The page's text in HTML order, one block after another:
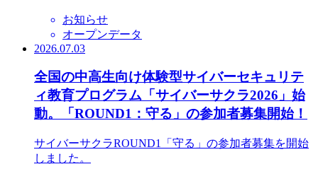
お知らせ
オープンデータ
2026.07.03
全国の中高生向け体験型サイバーセキュリテ
ィ教育プログラム「サイバーサクラ2026」始
動。「ROUND1：守る」の参加者募集開始！
サイバーサクラROUND1「守る」の参加者募集を開始
しました。